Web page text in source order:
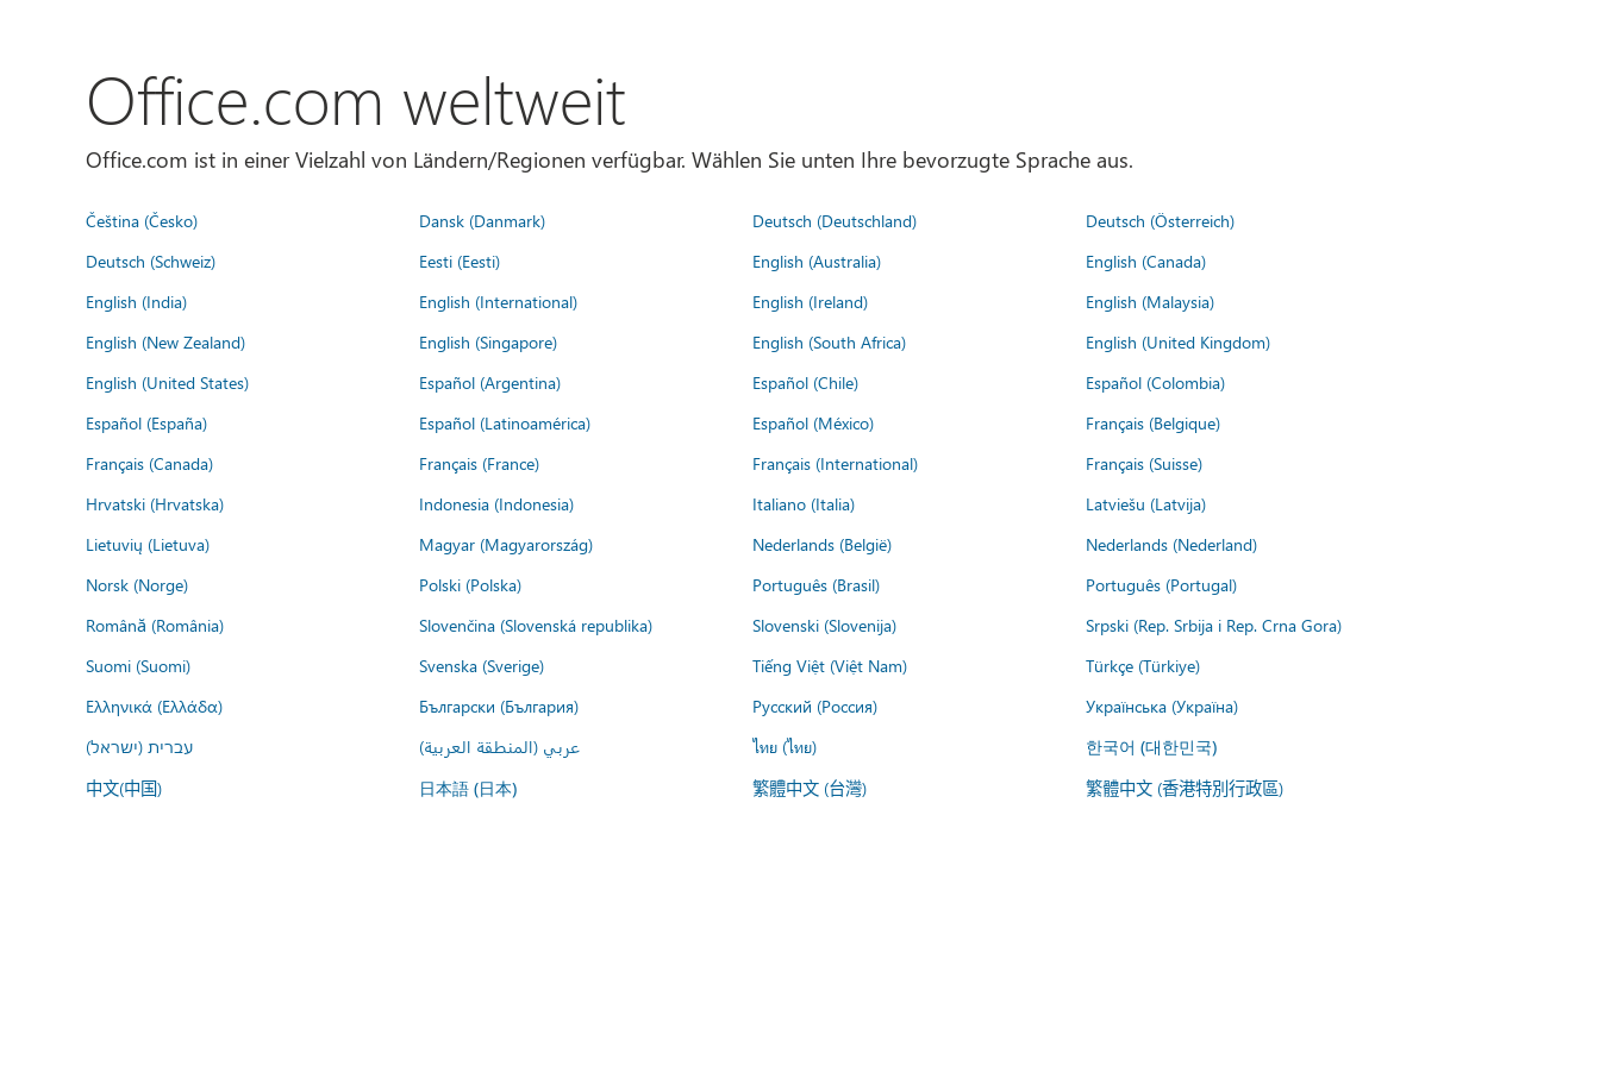
Office.com weltweit
Office.com ist in einer Vielzahl von Ländern/Regionen verfügbar. Wählen Sie unten Ihre bevorzugte Sprache aus.
Čeština (Česko) Dansk (Danmark) Deutsch (Deutschland)
Deutsch (Österreich)
Deutsch (Schweiz)
Eesti (Eesti) English (Australia)
English (Canada)
English (India)
English (International) English (Ireland)
English (Malaysia)
English (New Zealand)
English (Singapore) English (South Africa)
English (United Kingdom)
English (United States)
Español (Argentina) Español (Chile)
Español (Colombia)
Español (España)
Español (Latinoamérica) Español (México)
Français (Belgique)
Français (Canada)
Français (France) Français (International)
Français (Suisse)
Hrvatski (Hrvatska)
Indonesia (Indonesia) Italiano (Italia)
Latviešu (Latvija)
Lietuvių (Lietuva)
Magyar (Magyarország) Nederlands (België)
Nederlands (Nederland)
Norsk (Norge)
Polski (Polska) Português (Brasil)
Português (Portugal)
Română (România)
Slovenčina (Slovenská republika) Slovenski (Slovenija)
Srpski (Rep. Srbija i Rep. Crna Gora)
Suomi (Suomi)
Svenska (Sverige) Tiếng Việt (Việt Nam)
Türkçe (Türkiye)
Ελληνικά (Ελλάδα)
Български (България) Русский (Россия)
Українська (Україна)
עברית (ישראל)
عربي (المنطقة العربية) ไทย (ไทย) 한국어 (대한민국)
中文(中国) 日本語 (日本) 繁體中文 (台灣) 繁體中文 (香港特別行政區)